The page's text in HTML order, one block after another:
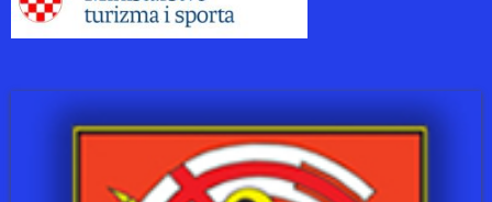
REZULTATI SA NATJECANJA